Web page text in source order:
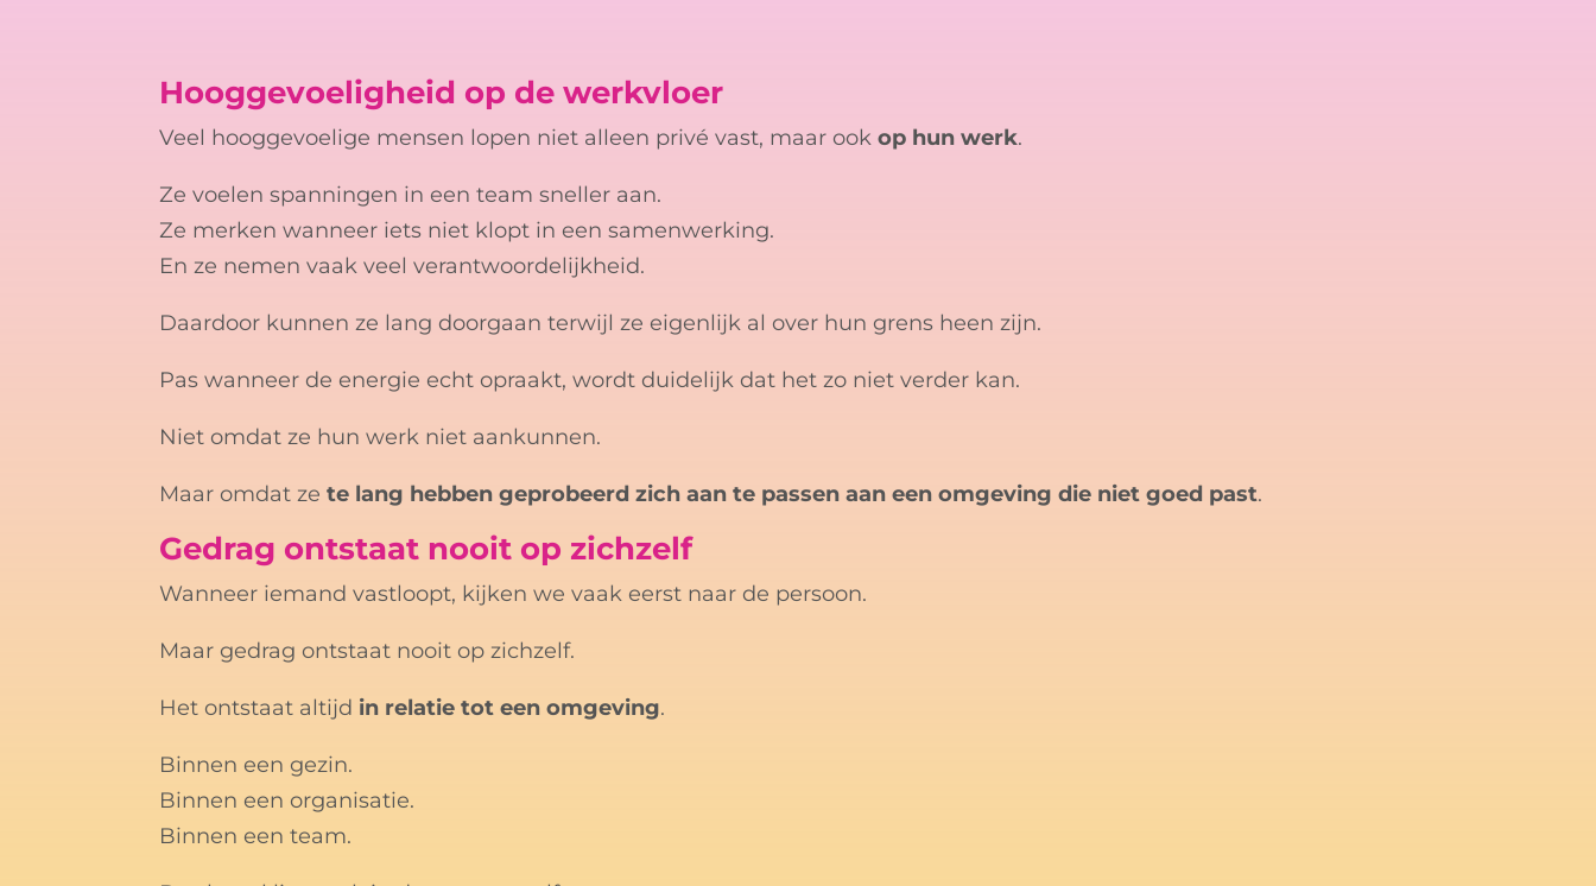
Hooggevoeligheid op de werkvloer
Veel hooggevoelige mensen lopen niet alleen privé vast, maar ookop hun werk.
Ze voelen spanningen in een team sneller aan.
Ze merken wanneer iets niet klopt in een samenwerking.
En ze nemen vaak veel verantwoordelijkheid.
Daardoor kunnen ze lang doorgaan terwijl ze eigenlijk al over hun grens heen zijn.
Pas wanneer de energie echt opraakt, wordt duidelijk dat het zo niet verder kan.
Niet omdat ze hun werk niet aankunnen.
Maar omdat zete lang hebben geprobeerd zich aan te passen aan een omgeving die niet goed past.
Gedrag ontstaat nooit op zichzelf
Wanneer iemand vastloopt, kijken we vaak eerst naar de persoon.
Maar gedrag ontstaat nooit op zichzelf.
Het ontstaat altijd in relatie tot een omgeving.
Binnen een gezin.
Binnen een organisatie.
Binnen een team.